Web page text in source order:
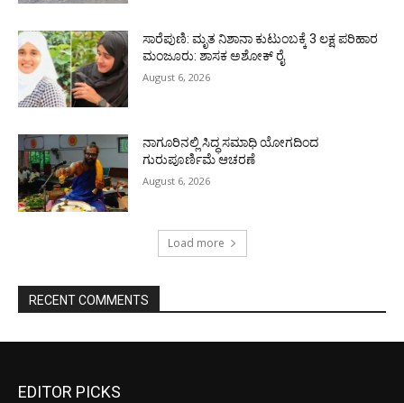
ಸಾರೆಪುಣಿ: ಮೃತ ನಿಶಾನಾ ಕುಟುಂಬಕ್ಕೆ 3 ಲಕ್ಷ ಪರಿಹಾರ
ಮಂಜೂರು: ಶಾಸಕ ಅಶೋಕ್ ರೈ
August 6, 2026
ನಾಗೂರಿನಲ್ಲಿ ಸಿದ್ಧ ಸಮಾಧಿ ಯೋಗದಿಂದ
ಗುರುಪೂರ್ಣಿಮೆ ಆಚರಣೆ
August 6, 2026
Load more
RECENT COMMENTS
EDITOR PICKS